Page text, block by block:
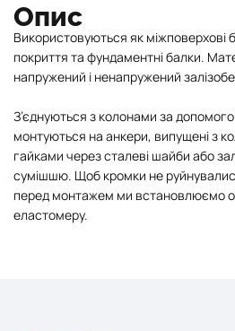
Опис
Використовуються як міжповерхові
покриття та фундаментні балки.
напружений і ненапружений
З’єднуються з колонами за
монтуються на анкери, випущені з
гайками через сталеві шайби або
сумішшю. Щоб кромки не
перед монтажем ми встановлюємо
еластомеру.